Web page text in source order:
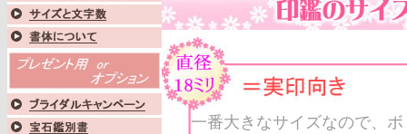
一番大きなサイズなので、